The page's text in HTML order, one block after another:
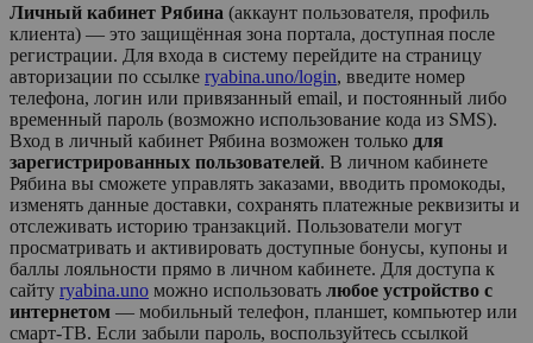
Личный кабинет Рябина (аккаунт пользователя, профиль
клиента) — это защищённая зона портала, доступная после
регистрации. Для входа в систему перейдите на страницу
авторизации по ссылке ryabina.uno/login, введите номер
телефона, логин или привязанный email, и постоянный либо
временный пароль (возможно использование кода из SMS).
Вход в личный кабинет Рябина возможен только для
зарегистрированных пользователей. В личном кабинете
Рябина вы сможете управлять заказами, вводить промокоды,
изменять данные доставки, сохранять платежные реквизиты и
отслеживать историю транзакций. Пользователи могут
просматривать и активировать доступные бонусы, купоны и
баллы лояльности прямо в личном кабинете. Для доступа к
сайту ryabina.uno можно использовать любое устройство с
интернетом — мобильный телефон, планшет, компьютер или
смарт-ТВ. Если забыли пароль, воспользуйтесь ссылкой